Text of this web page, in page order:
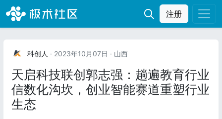
注册
科创人 · 2023年10月07日 · 山西
天启科技联创郭志强：趟遍教育行业
信数化沟坎，创业智能赛道重塑行业
生态